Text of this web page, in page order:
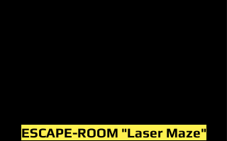
ESCAPE-ROOM "Laser Maze"